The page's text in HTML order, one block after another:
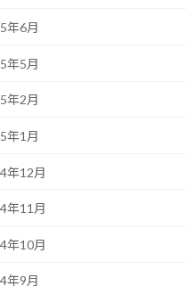
年6月
年5月
年2月
年1月
年12月
年11月
年10月
年9月